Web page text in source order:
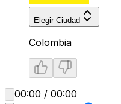
Elegir Ciudad
Colombia
00:00 / 00:00